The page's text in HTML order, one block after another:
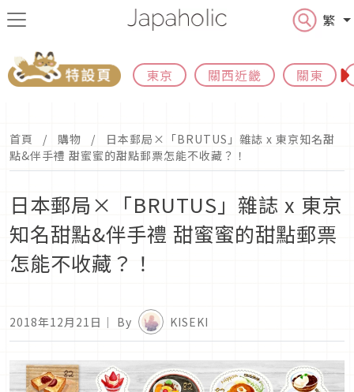
繁
東京 關西近畿 關東
首頁 購物
日本郵局×「BRUTUS」雜誌 x 東京知名甜
點&伴手禮 甜蜜蜜的甜點郵票怎能不收藏？！
日本郵局×「BRUTUS」雜誌 x 東京
知名甜點&伴手禮 甜蜜蜜的甜點郵票
怎能不收藏？！
2018年12月21日 ｜ By KISEKI